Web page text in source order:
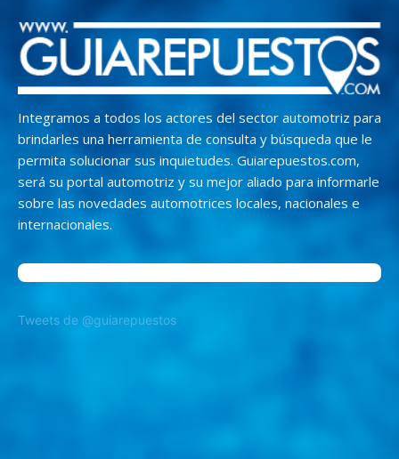
Integramos a todos los actores del sector automotriz para
brindarles una herramienta de consulta y búsqueda que le
permita solucionar sus inquietudes. Guiarepuestos.com,
será su portal automotriz y su mejor aliado para informarle
sobre las novedades automotrices locales, nacionales e
internacionales.
Tweets de @guiarepuestos